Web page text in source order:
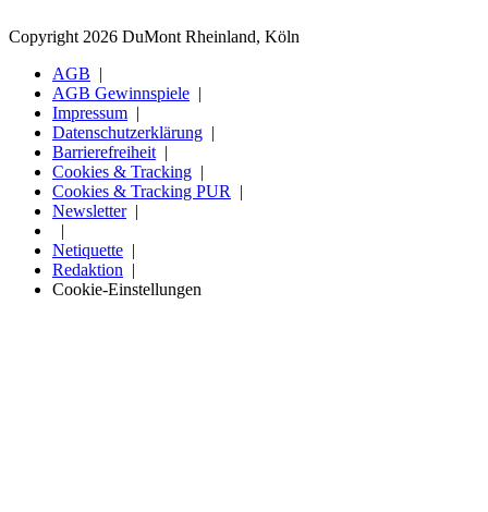
Copyright 2026 DuMont Rheinland, Köln
AGB
AGB Gewinnspiele
Impressum
Datenschutzerklärung
Barrierefreiheit
Cookies & Tracking
Cookies & Tracking PUR
Newsletter
Netiquette
Redaktion
Cookie-Einstellungen